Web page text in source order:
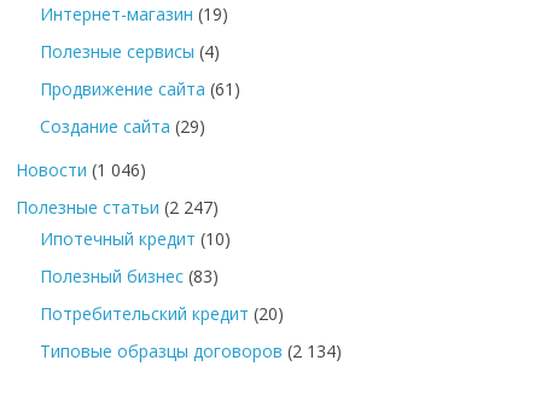
Интернет-магазин (19)
Полезные сервисы (4)
Продвижение сайта (61)
Создание сайта (29)
Новости (1 046)
Полезные статьи (2 247)
Ипотечный кредит (10)
Полезный бизнес (83)
Потребительский кредит (20)
Типовые образцы договоров (2 134)